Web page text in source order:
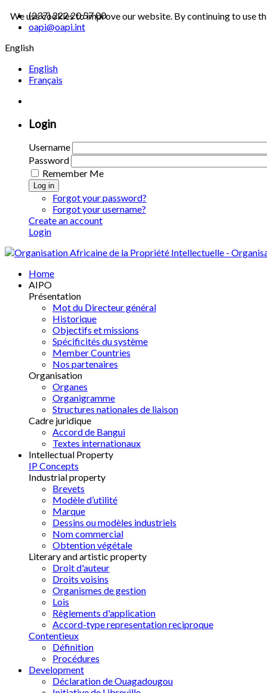
(237) 222 20 57 00
oapi@oapi.int
English
English
Français
Login
Username
Password
Remember Me
Log in
Forgot your password?
Forgot your username?
Create an account
Login
Home
AIPO
Présentation
Mot du Directeur général
Historique
Objectifs et missions
Spécificités du système
Member Countries
Nos partenaires
Organisation
Organes
Organigramme
Structures nationales de liaison
Cadre juridique
Accord de Bangui
Textes internationaux
Intellectual Property
IP Concepts
Industrial property
Brevets
Modèle d’utilité
Marque
Dessins ou modèles industriels
Nom commercial
Obtention végétale
Literary and artistic property
Droit d'auteur
Droits voisins
Organismes de gestion
Lois
Règlements d'application
Accord-type representation reciproque
Contentieux
Définition
Procédures
Development
Déclaration de Ouagadougou
We use cookies to improve our website. By continuing to use